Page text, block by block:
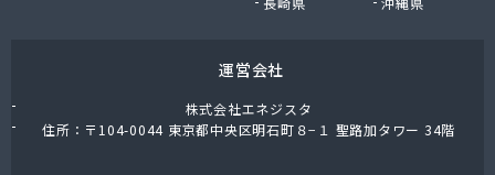
運営会社
株式会社エネジスタ
住所：〒104-0044 東京都中央区明石町８−１ 聖路加タワー 34階